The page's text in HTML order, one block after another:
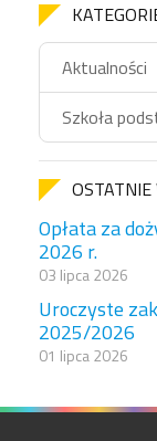
Aktualności
Szkoła
OSTATNIE
Opłata za
2026 r.
03 lipca 2026
Uroczyste
2025/2026
01 lipca 2026